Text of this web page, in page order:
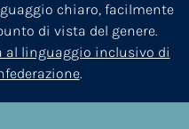
chiaro, facilmente
di vista del genere.
al linguaggio inclusivo di
.